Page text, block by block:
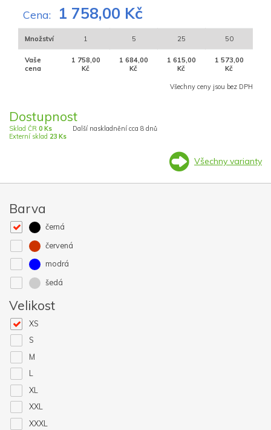
Cena: 1 758,00 Kč
Množství 1 5 25 50
Vaše
cena
1 758,00
Kč
1 684,00
Kč
1 615,00
Kč
1 573,00
Kč
Všechny ceny jsou bez DPH
Dostupnost
Sklad ČR 0 Ks
Externí sklad 23 Ks
Další naskladnění cca 8 dnů
Všechny varianty
Barva
černá
červená
modrá
šedá
Velikost
XS
S
M
L
XL
XXL
XXXL